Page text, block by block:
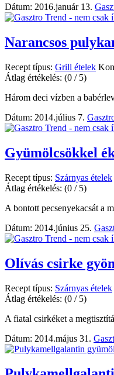
Dátum: 2016.január 13.
Narancsos
Recept típus: Grill ételek
Átlag értékelés: (0 / 5)
Három deci vízben a
Dátum: 2014.július 7.
Gyümölcsökkel
Recept típus: Szárnyas ételek
Átlag értékelés: (0 / 5)
A bontott pecsenyekacsát a
Dátum: 2014.június 25.
Olívás csirke
Recept típus: Szárnyas ételek
Átlag értékelés: (0 / 5)
A fiatal csirkéket a
Dátum: 2014.május 31.